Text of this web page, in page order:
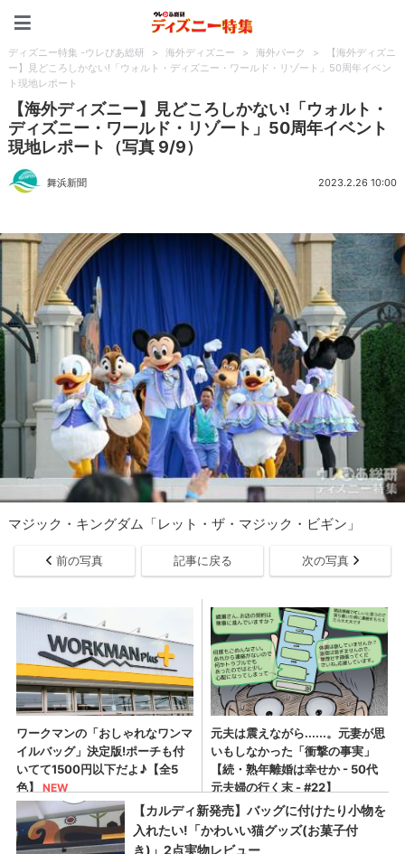
ディズニー特集 -ウレぴあ総研 > 海外ディズニー > 海外パーク >
【海外ディズニ
ー】見どころしかない!「ウォルト・ディズニー・ワールド・リゾート」50周年イベン
ト現地レポート
【海外ディズニー】見どころしかない!「ウォルト・
ディズニー・ワールド・リゾート」50周年イベント
現地レポート（写真 9/9）
舞浜新聞 2023.2.26 10:00
マジック・キングダム「レット・ザ・マジック・ビギン」
前の写真 記事に戻る 次の写真